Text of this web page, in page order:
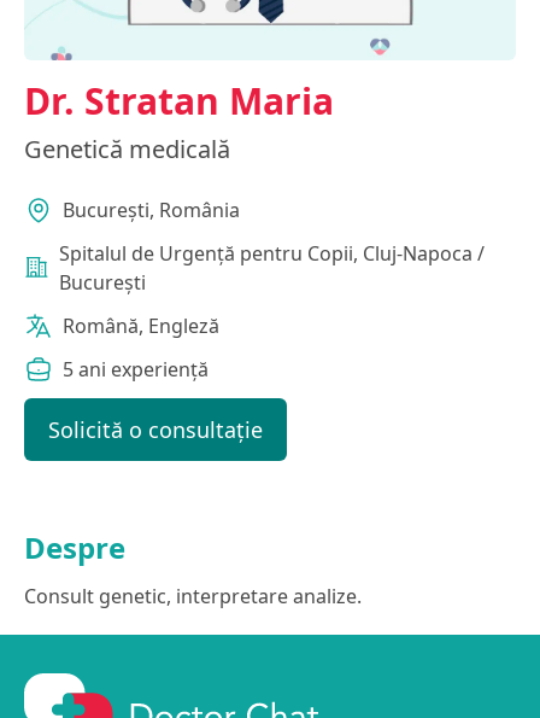
Dr. Stratan Maria
Genetică medicală
Bucureşti, România
Spitalul de Urgență pentru Copii, Cluj-Napoca /
București
Română, Engleză
5 ani experiență
Solicită o consultație
Despre
Consult genetic, interpretare analize.